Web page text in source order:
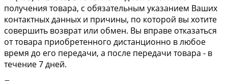
получения товара, с обязательным указанием Ваших
контактных данных и причины, по которой вы хотите
совершить возврат или обмен. Вы вправе отказаться
от товара приобретенного дистанционно в любое
время до его передачи, а после передачи товара - в
течение 7 дней.